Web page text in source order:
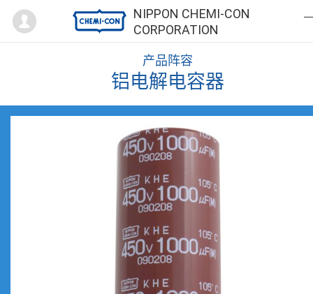
NIPPON CHEMI-CON
CORPORATION
Mypage
产品阵容
铝电解电容器